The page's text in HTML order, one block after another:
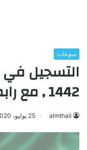
منوعات
التسجيل في
1442 , مع رابط وشروط التقديم
almthali 25 يوليو، 2020